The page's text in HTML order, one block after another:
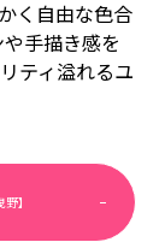
く自由な色合
手描き感を
ティ溢れるユ
】